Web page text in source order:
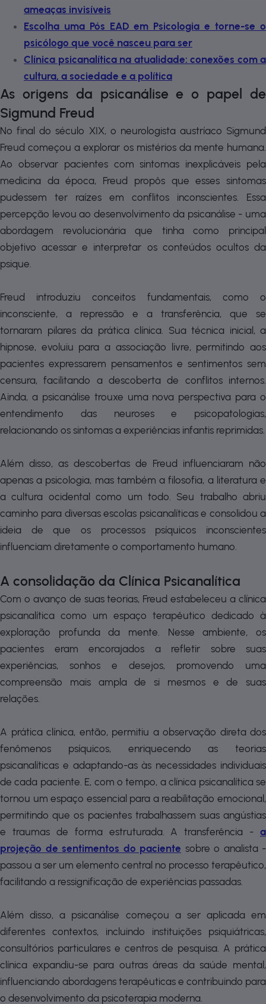
ameaças invisíveis
Escolha uma Pós EAD em Psicologia e torne-se o
psicólogo que você nasceu para ser
Clínica psicanalítica na atualidade: conexões com a
cultura, a sociedade e a política
As origens da psicanálise e o papel de
Sigmund Freud
No final do século XIX, o neurologista austríaco Sigmund
Freud começou a explorar os mistérios da mente humana.
Ao observar pacientes com sintomas inexplicáveis pela
medicina da época, Freud propôs que esses sintomas
pudessem ter raízes em conflitos inconscientes. Essa
percepção levou ao desenvolvimento da psicanálise - uma
abordagem revolucionária que tinha como principal
objetivo acessar e interpretar os conteúdos ocultos da
psique.
Freud introduziu conceitos fundamentais, como o
inconsciente, a repressão e a transferência, que se
tornaram pilares da prática clínica. Sua técnica inicial, a
hipnose, evoluiu para a associação livre, permitindo aos
pacientes expressarem pensamentos e sentimentos sem
censura, facilitando a descoberta de conflitos internos.
Ainda, a psicanálise trouxe uma nova perspectiva para o
entendimento das neuroses e psicopatologias,
relacionando os sintomas a experiências infantis reprimidas.
Além disso, as descobertas de Freud influenciaram não
apenas a psicologia, mas também a filosofia, a literatura e
a cultura ocidental como um todo. Seu trabalho abriu
caminho para diversas escolas psicanalíticas e consolidou a
ideia de que os processos psíquicos inconscientes
influenciam diretamente o comportamento humano.
A consolidação da Clínica Psicanalítica
Com o avanço de suas teorias, Freud estabeleceu a clínica
psicanalítica como um espaço terapêutico dedicado à
exploração profunda da mente. Nesse ambiente, os
pacientes eram encorajados a refletir sobre suas
experiências, sonhos e desejos, promovendo uma
compreensão mais ampla de si mesmos e de suas
relações.
A prática clínica, então, permitiu a observação direta dos
fenômenos psíquicos, enriquecendo as teorias
psicanalíticas e adaptando-as às necessidades individuais
de cada paciente. E, com o tempo, a clínica psicanalítica se
tornou um espaço essencial para a reabilitação emocional,
permitindo que os pacientes trabalhassem suas angústias
e traumas de forma estruturada. A transferência - a
projeção de sentimentos do paciente sobre o analista -
passou a ser um elemento central no processo terapêutico,
facilitando a ressignificação de experiências passadas.
Além disso, a psicanálise começou a ser aplicada em
diferentes contextos, incluindo instituições psiquiátricas,
consultórios particulares e centros de pesquisa. A prática
clínica expandiu-se para outras áreas da saúde mental,
influenciando abordagens terapêuticas e contribuindo para
o desenvolvimento da psicoterapia moderna.